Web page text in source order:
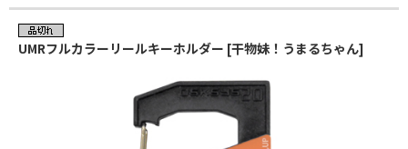
UMRフルカラーリールキーホルダー [干物妹！うまるちゃん]